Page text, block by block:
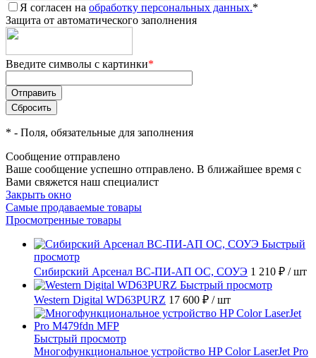
Я согласен на обработку персональных данных.*
Защита от автоматического заполнения
Введите символы с картинки*
* - Поля, обязательные для заполнения
Сообщение отправлено
Ваше сообщение успешно отправлено. В ближайшее время с
Вами свяжется наш специалист
Закрыть окно
Самые продаваемые товары
Просмотренные товары
Быстрый
просмотр
Сибирский Арсенал ВС-ПИ-АП ОС, СОУЭ 1 210 ₽ / шт
Быстрый просмотр
Western Digital WD63PURZ 17 600 ₽ / шт
Быстрый просмотр
Многофункциональное устройство HP Color LaserJet Pro